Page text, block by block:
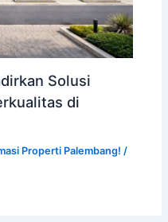
Solusi
di
Properti Palembang! /